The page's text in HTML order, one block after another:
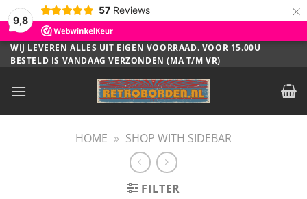
9,8
57 Reviews ×
Ga
naar
WIJ LEVEREN ALLES UIT EIGEN VOORRAAD. VOOR 15.00U
BESTELD IS VANDAAG VERZONDEN (MA T/M VR)
HOME » SHOP WITH SIDEBAR
FILTER